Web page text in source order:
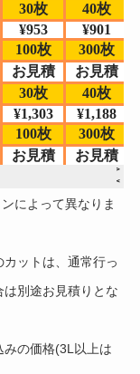
によって異なりま
ットは、通常行っ
別途お見積りとな
の価格(3L以上は